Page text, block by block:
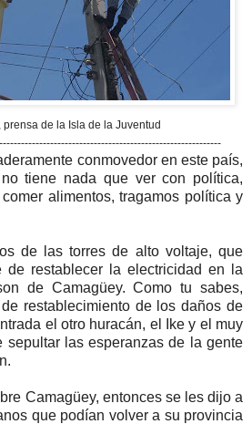
prensa de la Isla de la Juventud
conmovedor en este país,
tiene nada que ver con política,
alimentos, tragamos política y
de las torres de alto voltaje, que
de restablecer la electricidad en la
de Camagüey. Como tu sabes,
restablecimiento de los daños de
el otro huracán, el Ike y el muy
sepultar las esperanzas de la gente
Camagüey, entonces se les dijo a
que podían volver a su provincia